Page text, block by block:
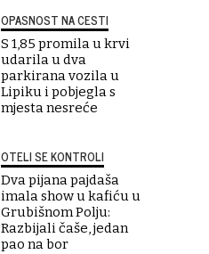
OPASNOST NA CESTI
S 1,85 promila u krvi
udarila u dva
parkirana vozila u
Lipiku i pobjegla s
mjesta nesreće
OTELI SE KONTROLI
Dva pijana pajdaša
imala show u kafiću u
Grubišnom Polju:
Razbijali čaše, jedan
pao na bor